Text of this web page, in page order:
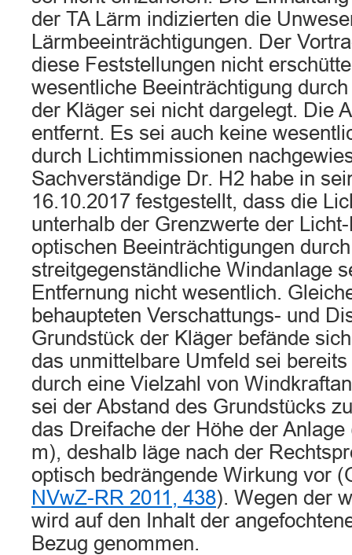
der TA Lärm indizierten die
Lärmbeeinträchtigungen. Der
diese Feststellungen nicht
wesentliche Beeinträchtigung
der Kläger sei nicht dargelegt. Die
entfernt. Es sei auch keine
durch Lichtimmissionen
Sachverständige Dr. H2 habe in
16.10.2017 festgestellt, dass die
unterhalb der Grenzwerte der
optischen Beeinträchtigungen
streitgegenständliche Windanlage
Entfernung nicht wesentlich.
behaupteten Verschattungs- und
Grundstück der Kläger befände
das unmittelbare Umfeld sei
durch eine Vielzahl von
sei der Abstand des Grundstücks
das Dreifache der Höhe der
m), deshalb läge nach der
optisch bedrängende Wirkung vor
NVwZ-RR 2011, 438). Wegen der
wird auf den Inhalt der
Bezug genommen.